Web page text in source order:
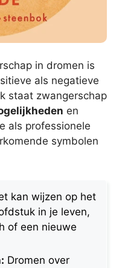
in dromen is
als negatieve
staat zwangerschap
en
als professionele
symbolen
kan wijzen op het
in je leven,
of een nieuwe
Dromen over